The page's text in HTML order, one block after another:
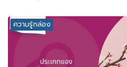
ความรู้กล่อง